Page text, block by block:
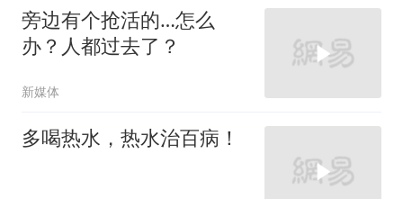
旁边有个抢活的…怎么
办？人都过去了？
新媒体
多喝热水，热水治百病！